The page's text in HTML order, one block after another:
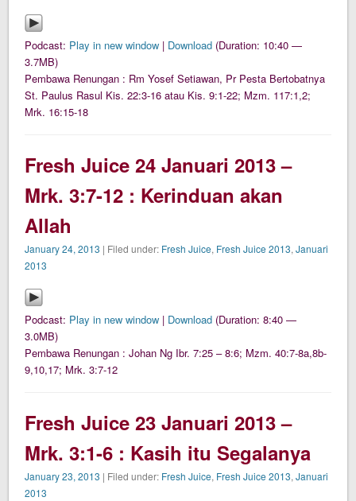
Podcast: Play in new window | Download (Duration: 10:40 —
3.7MB)
Pembawa Renungan : Rm Yosef Setiawan, Pr Pesta Bertobatnya
St. Paulus Rasul Kis. 22:3-16 atau Kis. 9:1-22; Mzm. 117:1,2;
Mrk. 16:15-18
Fresh Juice 24 Januari 2013 –
Mrk. 3:7-12 : Kerinduan akan
Allah
January 24, 2013 | Filed under: Fresh Juice, Fresh Juice 2013,Januari
2013
Podcast: Play in new window | Download (Duration: 8:40 —
3.0MB)
Pembawa Renungan : Johan Ng Ibr. 7:25 – 8:6; Mzm. 40:7-8a,8b-
9,10,17; Mrk. 3:7-12
Fresh Juice 23 Januari 2013 –
Mrk. 3:1-6 : Kasih itu Segalanya
January 23, 2013 | Filed under: Fresh Juice, Fresh Juice 2013,Januari
2013